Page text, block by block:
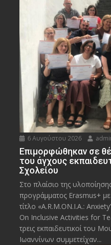
6 Αυγούστου 2026
Eπιμορφώθηκαν σε
του άγχους
Σχολείου
Στο πλαίσιο της
προγράμματος Erasmus+ με
τίτλο «A.R.M.ON.I.A.:
On Inclusive Activities for
τρεις εκπαιδευτικοί του
Ιωαννίνων συμμετείχαν...